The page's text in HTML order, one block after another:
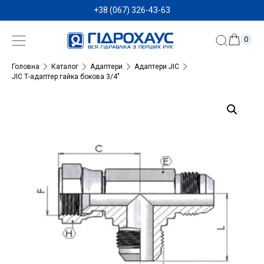
+38 (067) 326-43-63
0
Головна Каталог Адаптери
Адаптери JIC
JIC Т-адаптер гайка бокова 3/4″